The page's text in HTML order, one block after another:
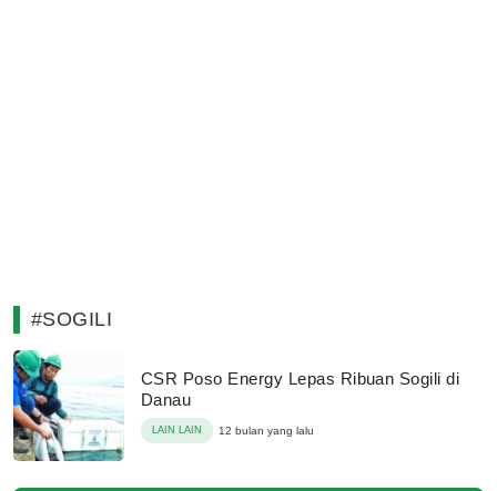
#SOGILI
CSR Poso Energy Lepas Ribuan Sogili di
Danau
LAIN LAIN 12 bulan yang lalu